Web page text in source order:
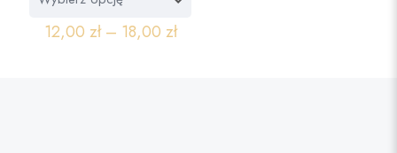
12,00 zł– 18,00 zł